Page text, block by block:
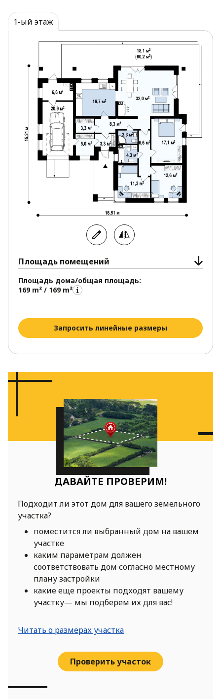
хранить в большом техническом помещении
за гаражом.
Перенос покупок станет более приятным
процессом благодаря возможности прямого
перехода из гаража в дом.
Проект Z204 L v3 – хорошее решение для тех, кто
ищет функциональный, практичный дом с
оригинальной планировкой и современным
характером.
1-ый этаж
Площадь помещений
Площадь дома/общая площадь:
169 m² / 169 m²
Запросить линейные размеры
ДАВАЙТЕ ПРОВЕРИМ!
Подходит ли этот дом для вашего земельного
участка?
поместится ли выбранный дом на вашем
участке
каким параметрам должен
соответствовать дом согласно местному
плану застройки
какие еще проекты подходят вашему
участку— мы подберем их для вас!
Читать о размерах участка
Проверить участок